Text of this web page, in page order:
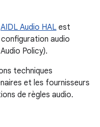
AIDL Audio HAL est
audio
Policy).
techniques
et les fournisseurs
de règles audio.